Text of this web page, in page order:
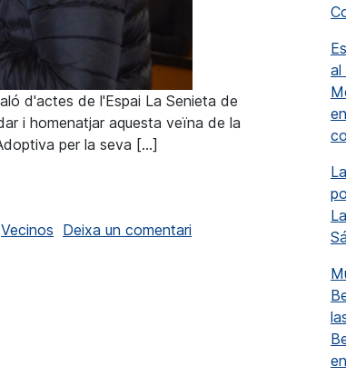
d'actes de l'Espai La Senieta de
i homenatjar aquesta veïna de la
per la seva […]
Vecinos Deixa un comentari a El salón de actos
al